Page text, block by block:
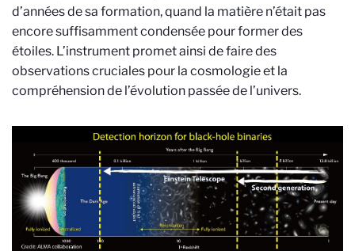
d’années de sa formation, quand la matière n’était pas
encore suffisamment condensée pour former des
étoiles. L’instrument promet ainsi de faire des
observations cruciales pour la cosmologie et la
compréhension de l’évolution passée de l’univers.